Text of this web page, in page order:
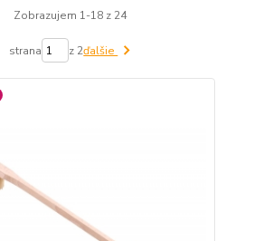
Zobrazujem 1-18 z 24
strana z 2ďalšie